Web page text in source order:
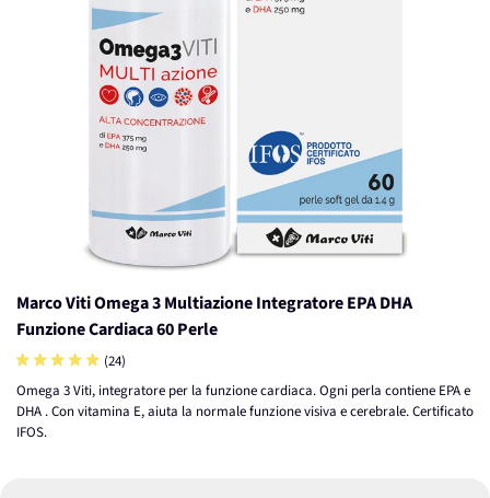
Marco Viti Omega 3 Multiazione Integratore EPA DHA
Funzione Cardiaca 60 Perle
(24)
Omega 3 Viti, integratore per la funzione cardiaca. Ogni perla contiene EPA e
DHA . Con vitamina E, aiuta la normale funzione visiva e cerebrale. Certificato
IFOS.